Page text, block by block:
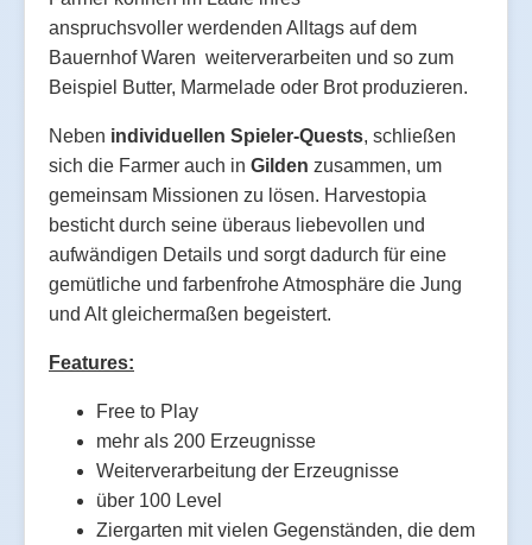
anspruchsvoller werdenden Alltags auf dem
Bauernhof Waren weiterverarbeiten und so zum
Beispiel Butter, Marmelade oder Brot produzieren.
Neben individuellen Spieler-Quests, schließen
sich die Farmer auch in Gilden zusammen, um
gemeinsam Missionen zu lösen. Harvestopia
besticht durch seine überaus liebevollen und
aufwändigen Details und sorgt dadurch für eine
gemütliche und farbenfrohe Atmosphäre die Jung
und Alt gleichermaßen begeistert.
Features:
Free to Play
mehr als 200 Erzeugnisse
Weiterverarbeitung der Erzeugnisse
über 100 Level
Ziergarten mit vielen Gegenständen, die dem